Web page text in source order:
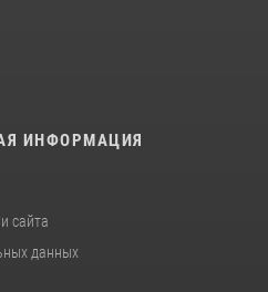
ИНФОРМАЦИЯ
сайта
данных